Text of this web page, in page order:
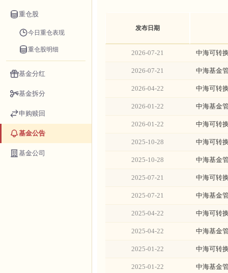
重仓股
今日重仓表现
重仓股明细
基金分红
基金拆分
申购赎回
基金公告
基金公司
发布日期
2026-07-21 中海可转
2026-07-21 中海基金
2026-04-22 中海可转
2026-01-22 中海基金
2026-01-22 中海可转
2025-10-28 中海可转
2025-10-28 中海基金
2025-07-21 中海可转
2025-07-21 中海基金
2025-04-22 中海可转
2025-04-22 中海基金
2025-01-22 中海可转
2025-01-22 中海基金